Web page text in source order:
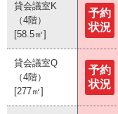
貸会議室K
（4階）
[58.5㎡]
予約
状況
貸会議室Q
（4階）
[277㎡]
予約
状況
貸会議室K
（4階）
[58.5㎡]
予約
状況
貸会議室Q
（4階）
[277㎡]
予約
状況